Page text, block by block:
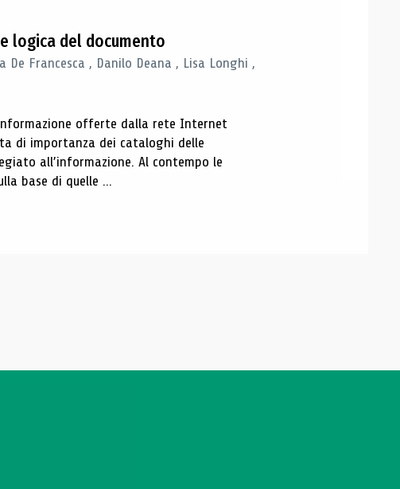
logica del documento
De Francesca , Danilo Deana , Lisa Longhi ,
offerte dalla rete Internet
di importanza dei cataloghi delle
all’informazione. Al contempo le
base di quelle ...